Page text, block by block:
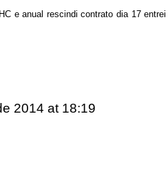
e anual rescindi contrato dia 17
2014 at 18:19